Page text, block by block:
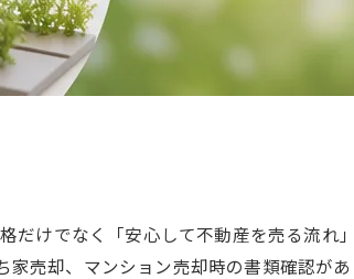
だけでなく「安心して不動産を売る流れ
売却、マンション売却時の書類確認があ